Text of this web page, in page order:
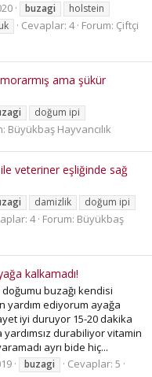
buzagi
holstein
Cevaplar: 4 Forum: Çiftçi
morarmış ama şükür
doğum ipi
Büyükbaş Hayvancılık
veteriner eşliğinde sağ
damizlik
doğum ipi
4 Forum: Büyükbaş
kalkamadı!
buzağı kendisi
yardım ediyorum ayağa
iyi duruyor 15-20 dakika
durabiliyor vitamin
ayrı bide hiç...
buzagi
Cevaplar: 5